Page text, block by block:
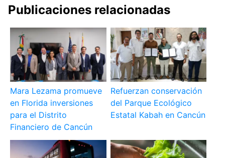
Publicaciones relacionadas
Mara Lezama promueve
en Florida inversiones
para el Distrito
Financiero de Cancún
Refuerzan conservación
del Parque Ecológico
Estatal Kabah en Cancún